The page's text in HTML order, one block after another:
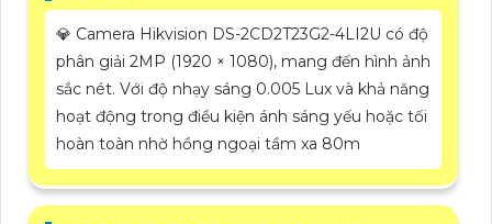
💎 Camera Hikvision DS-2CD2T23G2-4LI2U có độ
phân giải 2MP (1920 × 1080), mang đến hình ảnh
sắc nét. Với độ nhạy sáng 0.005 Lux và khả năng
hoạt động trong điều kiện ánh sáng yếu hoặc tối
hoàn toàn nhờ hồng ngoại tầm xa 80m